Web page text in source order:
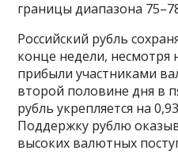
границы диапазона
Российский рубль
конце недели,
прибыли участниками
второй половине дня в
рубль укрепляется на
Поддержку рублю
высоких валютных